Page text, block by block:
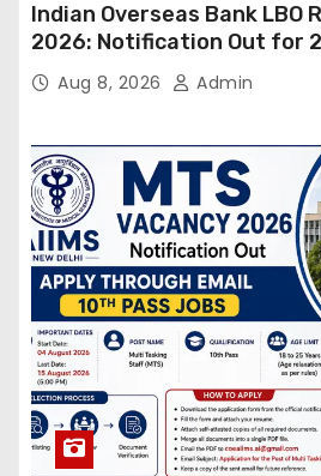
Indian Overseas Bank LBO
2026: Notification Out for
OnlineAug 8, 2026 Admin